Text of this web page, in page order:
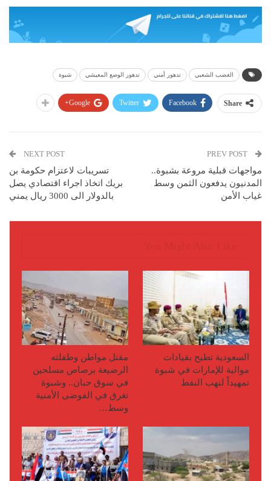
الغضب الشعبي تدهور أمني تدهور الوضع المعيشي شبوة
Share
Facebook
Twitter
Google+
مواجهات قبلية مروعة بشبوة..
المدنيون يدفعون الثمن وسط
غياب الأمن
NEXT POST
تسريبات لاعتزام حكومة بن
بريك اتخاذ اجراء اقتصادي يصل
بالدولار الى 3000 ريال يمني
السعودية تطيح بقيادات
موالية للإمارات في شبوة
تمهيداً لنهب النفط
مقتل مواطن وطفلته
الرضيعة برصاص مسلحين
في سوق حبان.. وشبوة
تغرق في الفوضى الأمنية
وسط…